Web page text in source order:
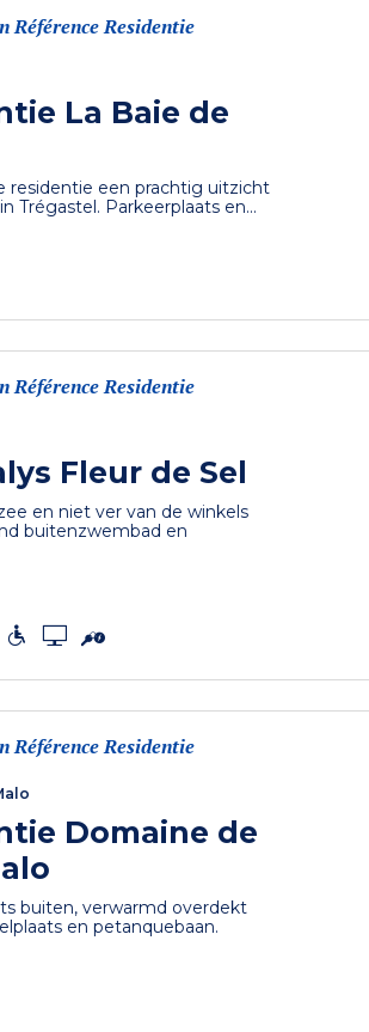
Référence Residentie
La Baie de
residentie een prachtig uitzicht
Trégastel. Parkeerplaats en...
Référence Residentie
Fleur de Sel
en niet ver van de winkels
buitenzwembad en
Référence Residentie
Domaine de
buiten, verwarmd overdekt
en petanquebaan.